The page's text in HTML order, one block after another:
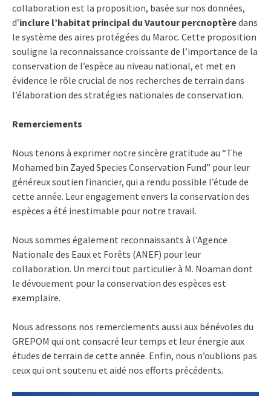
collaboration est la proposition, basée sur nos données,
d’inclure l’habitat principal du Vautour percnoptèredans
le système des aires protégées du Maroc. Cette proposition
souligne la reconnaissance croissante de l’importance de la
conservation de l’espèce au niveau national, et met en
évidence le rôle crucial de nos recherches de terrain dans
l’élaboration des stratégies nationales de conservation.
Remerciements
Nous tenons à exprimer notre sincère gratitude au “The
Mohamed bin Zayed Species Conservation Fund” pour leur
généreux soutien financier, qui a rendu possible l’étude de
cette année. Leur engagement envers la conservation des
espèces a été inestimable pour notre travail.
Nous sommes également reconnaissants à l’Agence
Nationale des Eaux et Forêts (ANEF) pour leur
collaboration. Un merci tout particulier à M. Noaman dont
le dévouement pour la conservation des espèces est
exemplaire.
Nous adressons nos remerciements aussi aux bénévoles du
GREPOM qui ont consacré leur temps et leur énergie aux
études de terrain de cette année. Enfin, nous n’oublions pas
ceux qui ont soutenu et aidé nos efforts précédents.